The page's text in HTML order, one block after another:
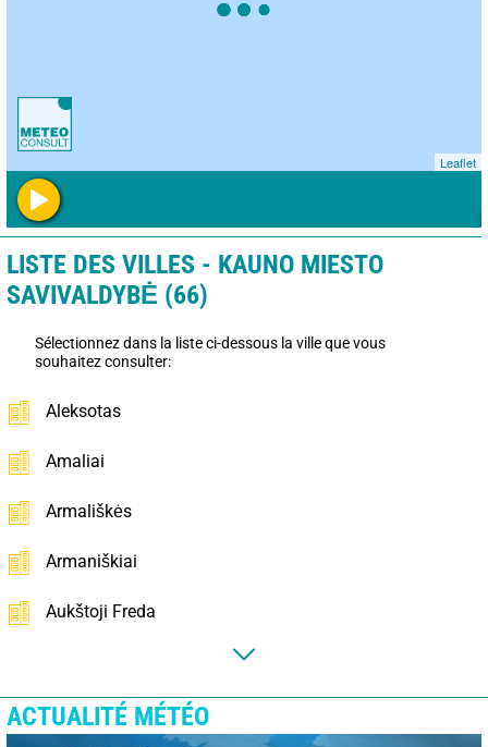
Leaflet
LISTE DES VILLES - KAUNO MIESTO
SAVIVALDYBĖ (66)
Sélectionnez dans la liste ci-dessous la ville que vous
souhaitez consulter:
Aleksotas
Amaliai
Armališkės
Armaniškiai
Aukštoji Freda
ACTUALITÉ MÉTÉO